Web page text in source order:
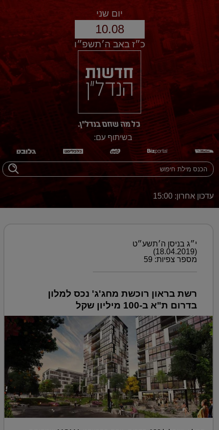
יום שני
10.08
כ״ז באב ה׳תשפ״ו
בשיתוף עם:
עדכון אחרון: 15:00
י״ג בניסן ה׳תשע״ט
(18.04.2019)
מספר צפיות: 59
רשת בראון רוכשת מחג'ג' נכס למלון
בדרום ת"א ב-100 מיליון שקל